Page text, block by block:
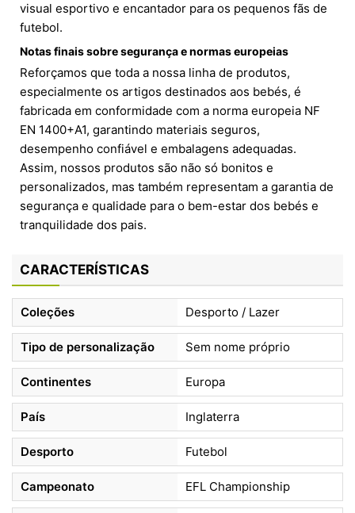
visual esportivo e encantador para os pequenos fãs de
futebol.
Notas finais sobre segurança e normas europeias
Reforçamos que toda a nossa linha de produtos,
especialmente os artigos destinados aos bebés, é
fabricada em conformidade com a norma europeia NF
EN 1400+A1, garantindo materiais seguros,
desempenho confiável e embalagens adequadas.
Assim, nossos produtos são não só bonitos e
personalizados, mas também representam a garantia de
segurança e qualidade para o bem-estar dos bebés e
tranquilidade dos pais.
CARACTERÍSTICAS
Coleções Desporto / Lazer
Tipo de personalização Sem nome próprio
Continentes Europa
País Inglaterra
Desporto Futebol
Campeonato EFL Championship